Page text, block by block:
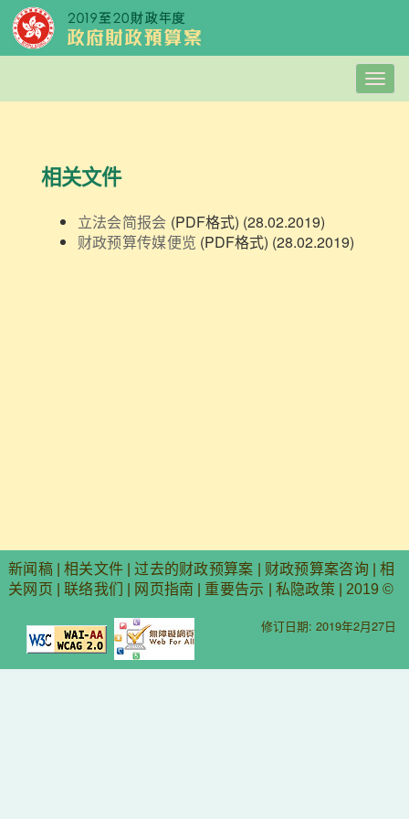
相关文件
立法会简报会 (PDF格式) (28.02.2019)
财政预算传媒便览 (PDF格式) (28.02.2019)
新闻稿| 相关文件 |过去的财政预算案 财政预算案咨询 |相
关网页
联络我们 网页指南 重要告示 私隐政策 | 2019 ©
修订日期: 2019年2月27日